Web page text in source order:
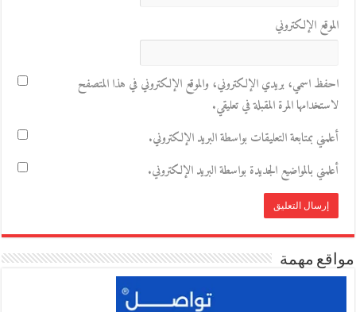
الموقع الإلكتروني
احفظ اسمي، بريدي الإلكتروني، والموقع الإلكتروني في هذا المتصفح
لاستخدامها المرة المقبلة في تعليقي.
أعلمني بمتابعة التعليقات بواسطة البريد الإلكتروني.
أعلمني بالمواضيع الجديدة بواسطة البريد الإلكتروني.
مواقع مهمة